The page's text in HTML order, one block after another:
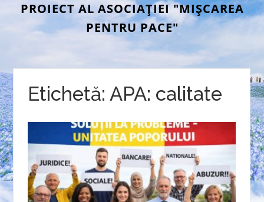
PROIECT AL ASOCIAȚIEI "MIȘCAREA
PENTRU PACE"
Etichetă: APA: calitate